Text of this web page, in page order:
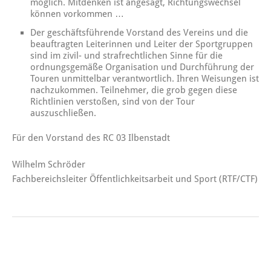
können vorkommen …
Der geschäftsführende Vorstand des Vereins und die
beauftragten Leiterinnen und Leiter der Sportgruppen
sind im zivil- und strafrechtlichen Sinne für die
ordnungsgemäße Organisation und Durchführung der
Touren unmittelbar verantwortlich. Ihren Weisungen ist
nachzukommen. Teilnehmer, die grob gegen diese
Richtlinien verstoßen, sind von der Tour
auszuschließen.
Für den Vorstand des RC 03 Ilbenstadt
Wilhelm Schröder
Fachbereichsleiter Öffentlichkeitsarbeit und Sport (RTF/CTF)